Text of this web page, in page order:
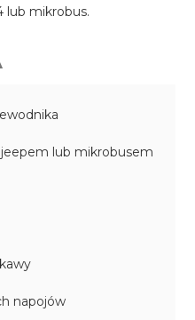
lub mikrobus.
lub mikrobusem
napojów